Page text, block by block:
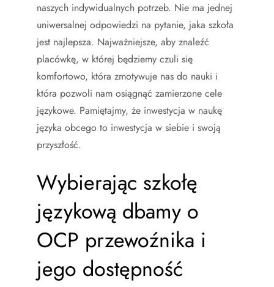
naszych indywidualnych potrzeb. Nie ma jednej
uniwersalnej odpowiedzi na pytanie, jaka szkoła
jest najlepsza. Najważniejsze, aby znaleźć
placówkę, w której będziemy czuli się
komfortowo, która zmotywuje nas do nauki i
która pozwoli nam osiągnąć zamierzone cele
językowe. Pamiętajmy, że inwestycja w naukę
języka obcego to inwestycja w siebie i swoją
przyszłość.
Wybierając szkołę
językową dbamy o
OCP przewoźnika i
jego dostępność